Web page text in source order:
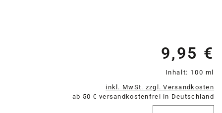
9,95 €
Inhalt: 100 ml
inkl. MwSt. zzgl. Versandkosten
ab 50 € versandkostenfrei in Deutschland